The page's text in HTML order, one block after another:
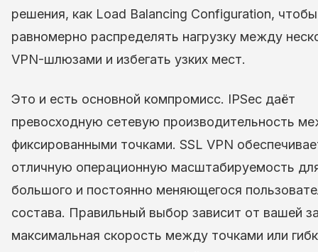
решения, как Load Balancing Configuration, чтобы
равномерно распределять нагрузку между
VPN-шлюзами и избегать узких мест.
Это и есть основной компромисс. IPSec даёт
превосходную сетевую производительность
фиксированными точками. SSL VPN
отличную операционную масштабируемость
большого и постоянно меняющегося
состава. Правильный выбор зависит от вашей
максимальная скорость между точками или